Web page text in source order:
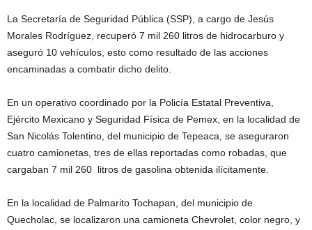
La Secretaría de Seguridad Pública (SSP), a cargo de Jesús
Morales Rodríguez, recuperó 7 mil 260 litros de hidrocarburo y
aseguró 10 vehículos, esto como resultado de las acciones
encaminadas a combatir dicho delito.
En un operativo coordinado por la Policía Estatal Preventiva,
Ejército Mexicano y Seguridad Física de Pemex, en la localidad de
San Nicolás Tolentino, del municipio de Tepeaca, se aseguraron
cuatro camionetas, tres de ellas reportadas como robadas, que
cargaban 7 mil 260 litros de gasolina obtenida ilícitamente.
En la localidad de Palmarito Tochapan, del municipio de
Quecholac, se localizaron una camioneta Chevrolet, color negro, y